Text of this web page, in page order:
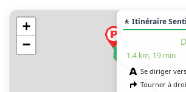
+
−
🚶 Itinéraire
1.4 km, 19 min
Se diriger vers
Tourner à